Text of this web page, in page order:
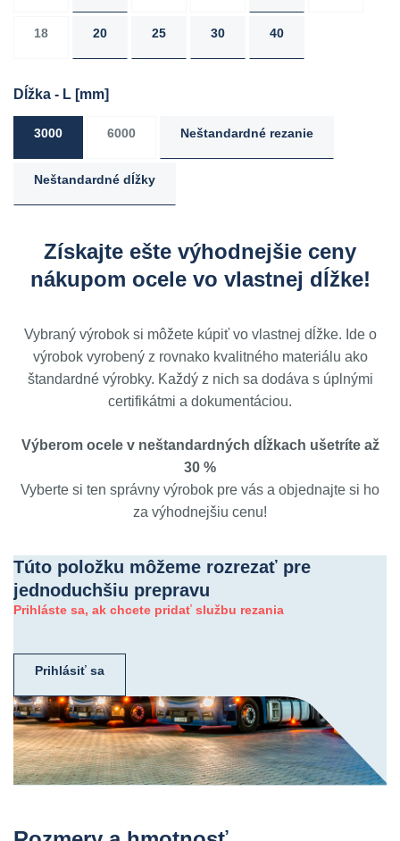
18 20 25 30 40
Dĺžka - L [mm]
3000 6000 Neštandardné rezanie
Neštandardné dĺžky
Získajte ešte výhodnejšie ceny
nákupom ocele vo vlastnej dĺžke!
Vybraný výrobok si môžete kúpiť vo vlastnej dĺžke. Ide o
výrobok vyrobený z rovnako kvalitného materiálu ako
štandardné výrobky. Každý z nich sa dodáva s úplnými
certifikátmi a dokumentáciou.
Výberom ocele v neštandardných dĺžkach ušetríte až
30 %
Vyberte si ten správny výrobok pre vás a objednajte si ho
za výhodnejšiu cenu!
Túto položku môžeme rozrezať pre
jednoduchšiu prepravu
Prihláste sa, ak chcete pridať službu rezania
Prihlásiť sa